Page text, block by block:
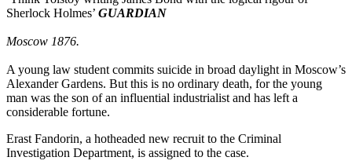
Sherlock Holmes’ GUARDIAN
Moscow 1876.
A young law student commits suicide in broad daylight in Moscow’s
Alexander Gardens. But this is no ordinary death, for the young
man was the son of an influential industrialist and has left a
considerable fortune.
Erast Fandorin, a hotheaded new recruit to the Criminal
Investigation Department, is assigned to the case.